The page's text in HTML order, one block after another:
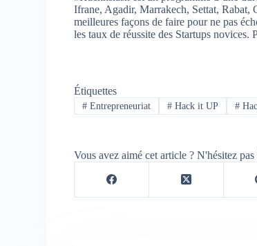
Ifrane, Agadir, Marrakech, Settat, Rabat,
meilleures façons de faire pour ne pas
les taux de réussite des Startups
Étiquettes
# Entrepreneuriat #Hack it UP #
Vous avez aimé cet article ? N'hésitez